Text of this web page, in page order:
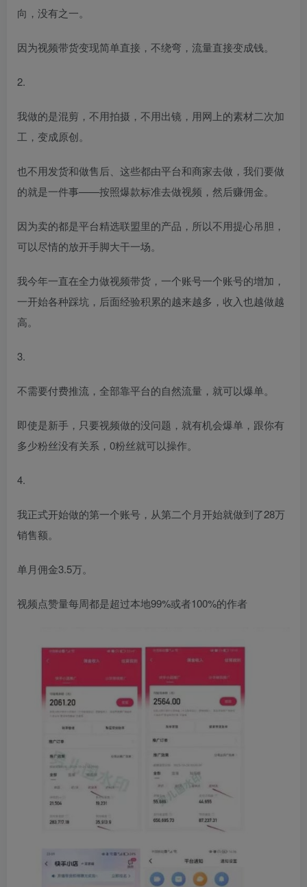
向，没有之一。
因为视频带货变现简单直接，不绕弯，流量直接变成钱。
2.
我做的是混剪，不用拍摄，不用出镜，用网上的素材二次加
工，变成原创。
也不用发货和做售后、这些都由平台和商家去做，我们要做
的就是一件事——按照爆款标准去做视频，然后赚佣金。
因为卖的都是平台精选联盟里的产品，所以不用提心吊胆，
可以尽情的放开手脚大干一场。
我今年一直在全力做视频带货，一个账号一个账号的增加，
一开始各种踩坑，后面经验积累的越来越多，收入也越做越
高。
3.
不需要付费推流，全部靠平台的自然流量，就可以爆单。
即使是新手，只要视频做的没问题，就有机会爆单，跟你有
多少粉丝没有关系，0粉丝就可以操作。
4.
我正式开始做的第一个账号，从第二个月开始就做到了28万
销售额。
单月佣金3.5万。
视频点赞量每周都是超过本地99%或者100%的作者